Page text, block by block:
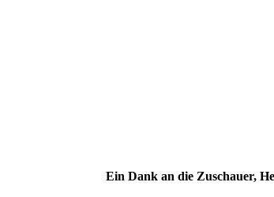
Ein Dank an die Zuschauer,